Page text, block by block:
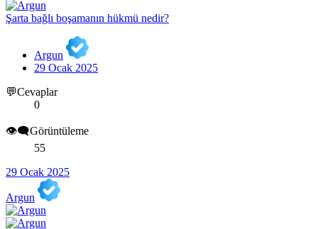
Şarta bağlı boşamanın hükmü nedir?
Argun
29 Ocak 2025
💬Cevaplar
0
👁️‍🗨️Görüntüleme
55
29 Ocak 2025
Argun